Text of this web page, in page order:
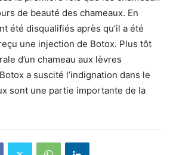
de beauté des chameaux. En
été disqualifiés après qu’il a été
une injection de Botox. Plus tôt
d’un chameau aux lèvres
a suscité l’indignation dans le
sont une partie importante de la